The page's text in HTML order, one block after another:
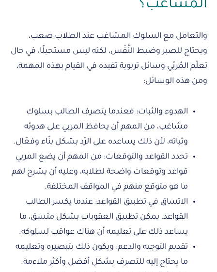
المشاغب؟
والتعامل مع السلوك المشاغب عند الطلاب صعب،
ويحتاج للصبر وضبط النَّفْس، لكنه ليس مستحيلًا، في حال
تعلّم المُربّي وسائل تربوية تفيده في القيام بهذه المهمة،
ومن هذه الوسائل:
الهدوء والثبات: فعندما يتصرف الطالب بسلوك
مشاغب، من المهم أن يحافظ المربي على هدوئه
وثباته، لأن ذلك يساعده على الرّد بشكل بنّاء وفعّال.
تحدد القواعد والتوقعات: من المهم أن يضع المربي
قواعد وتوقعات واضحة لطلابه، وعليه أن يشرح لهم
ما هو متوقع منهم في المواقف المختلفة.
الاتساق في تطبيق القواعد: عندما يكسر الطالب
القواعد، يمكن تطبيق العقوبات بشكل متسق، ما
يساعد ذلك على تعليمه أن هناك عواقب لسلوكه.
تقديم التوجيه والدعم: ويكون ذلك بتبصيره وتعليمه
ما يحتاج إليه للتصرف بشكل أفضل وأكثر ملاءمة.